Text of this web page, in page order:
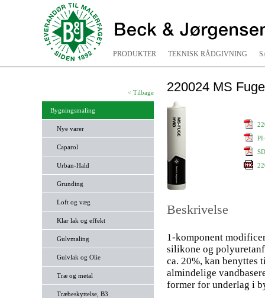
PRODUKTER TEKNISK RÅDGIVNING
220024 MS
< Tilbage
Bygningsmaling
Nye varer
Caparol
Urban-Hald
Grunding
Loft og væg
Klar lak og effekt
Gulvmaling
Gulvlak og Olie
Træ og metal
Træbeskyttelse, B3
Beskrivelse
1-komponent
silikone og
ca. 20%, kan benyttes
almindelige
former for underlag i